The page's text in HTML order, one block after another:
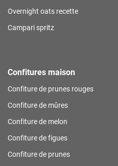
Overnight oats recette
Campari spritz
Confitures maison
Confiture de prunes rouges
Confiture de mûres
Confiture de melon
Confiture de figues
Confiture de prunes